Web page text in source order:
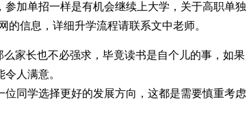
加单招一样是有机会继续上大学，关于高职单独
的信息，详细升学流程请联系文中老师。
家长也不必强求，毕竟读书是自个儿的事，如果
人满意。
位同学选择更好的发展方向，这都是需要慎重考虑